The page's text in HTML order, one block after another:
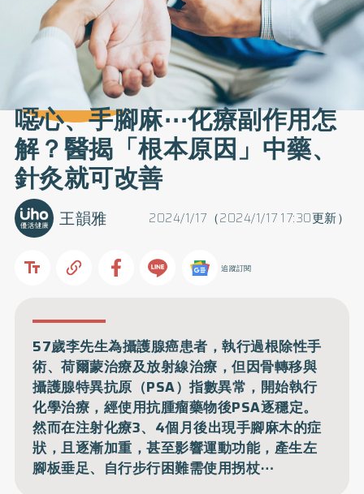
噁心、手腳麻⋯化療副作用怎
解？醫揭「根本原因」中藥、
針灸就可改善
2024/1/17（2024/1/17 17:30更新）
王韻雅
追蹤訂閱
57歲李先生為攝護腺癌患者，執行過根除性手
術、荷爾蒙治療及放射線治療，但因骨轉移與
攝護腺特異抗原（PSA）指數異常，開始執行
化學治療，經使用抗腫瘤藥物後PSA逐穩定。
然而在注射化療3、4個月後出現手腳麻木的症
狀，且逐漸加重，甚至影響運動功能，產生左
腳板垂足、自行步行困難需使用拐杖⋯